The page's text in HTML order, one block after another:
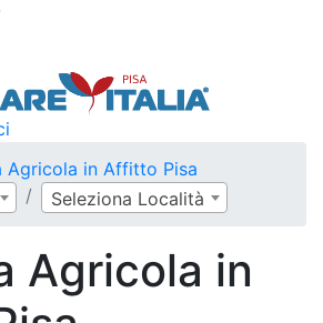
Agricola in Affitto Pisa
Seleziona Località
Agricola in